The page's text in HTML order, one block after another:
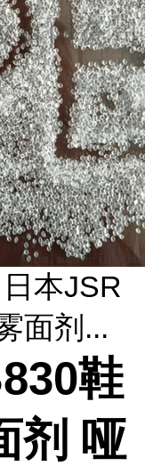
本JSR
面剂...
鞋
剂 哑